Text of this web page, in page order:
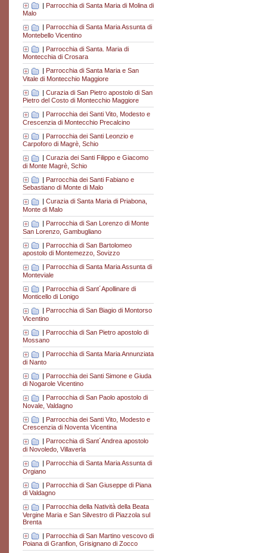
| Parrocchia di Santa Maria di Molina di
Malo
| Parrocchia di Santa Maria Assunta di
Montebello Vicentino
| Parrocchia di Santa. Maria di
Montecchia di Crosara
| Parrocchia di Santa Maria e San
Vitale di Montecchio Maggiore
| Curazia di San Pietro apostolo di San
Pietro del Costo di Montecchio Maggiore
Parrocchia dei Santi Vito, Modesto e
Crescenzia di Montecchio Precalcino
| Parrocchia dei Santi Leonzio e
Carpoforo di Magrè, Schio
Curazia dei Santi Filippo e Giacomo
di Monte Magrè, Schio
| Parrocchia dei Santi Fabiano e
Sebastiano di Monte di Malo
Curazia di Santa Maria di Priabona,
Monte di Malo
| Parrocchia di San Lorenzo di Monte
San Lorenzo, Gambugliano
| Parrocchia di San Bartolomeo
apostolo di Montemezzo, Sovizzo
| Parrocchia di Santa Maria Assunta di
Monteviale
| Parrocchia di Sant´Apollinare di
Monticello di Lonigo
| Parrocchia di San Biagio di Montorso
Vicentino
| Parrocchia di San Pietro apostolo di
Mossano
Parrocchia di Santa Maria Annunziata
di Nanto
| Parrocchia dei Santi Simone e Giuda
di Nogarole Vicentino
Parrocchia di San Paolo apostolo di
Novale, Valdagno
| Parrocchia dei Santi Vito, Modesto e
Crescenzia di Noventa Vicentina
Parrocchia di Sant´Andrea apostolo
di Novoledo, Villaverla
| Parrocchia di Santa Maria Assunta di
Orgiano
| Parrocchia di San Giuseppe di Piana
di Valdagno
| Parrocchia della Natività della Beata
Vergine Maria e San Silvestro di Piazzola sul
Brenta
| Parrocchia di San Martino vescovo di
Poiana di Granfion, Grisignano di Zocco